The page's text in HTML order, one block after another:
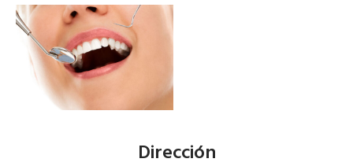
Dirección